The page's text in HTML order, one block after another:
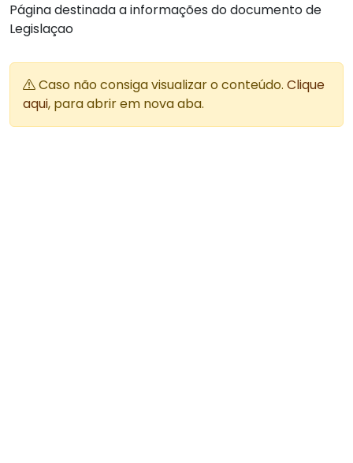
Página destinada a informações do documento de
Legislaçao
Caso não consiga visualizar o conteúdo. Clique
aqui, para abrir em nova aba.